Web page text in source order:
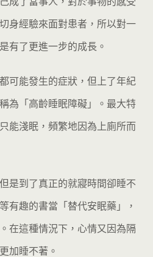
身經驗來面對患者，所以對一
有了更進一步的成長。
可能發生的症狀，但上了年紀
為「高齡睡眠障礙」。最大特
能淺眠，頻繁地因為上廁所而
是到了真正的就寢時間卻睡不
有趣的書當「替代安眠藥」，
在這種情況下，心情又因為隔
加睡不著。